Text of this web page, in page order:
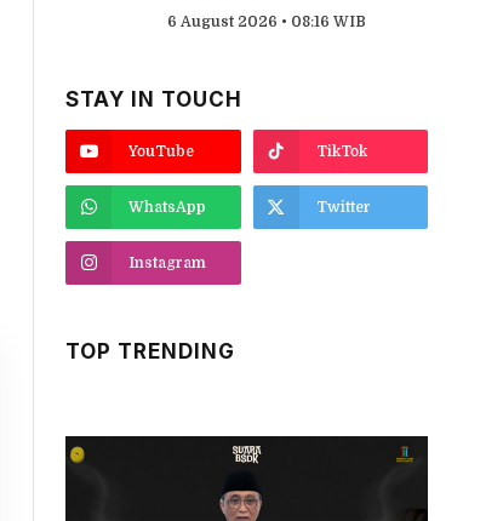
6 August 2026 • 08:16 WIB
STAY IN TOUCH
YouTube TikTok
WhatsApp Twitter
Instagram
TOP TRENDING